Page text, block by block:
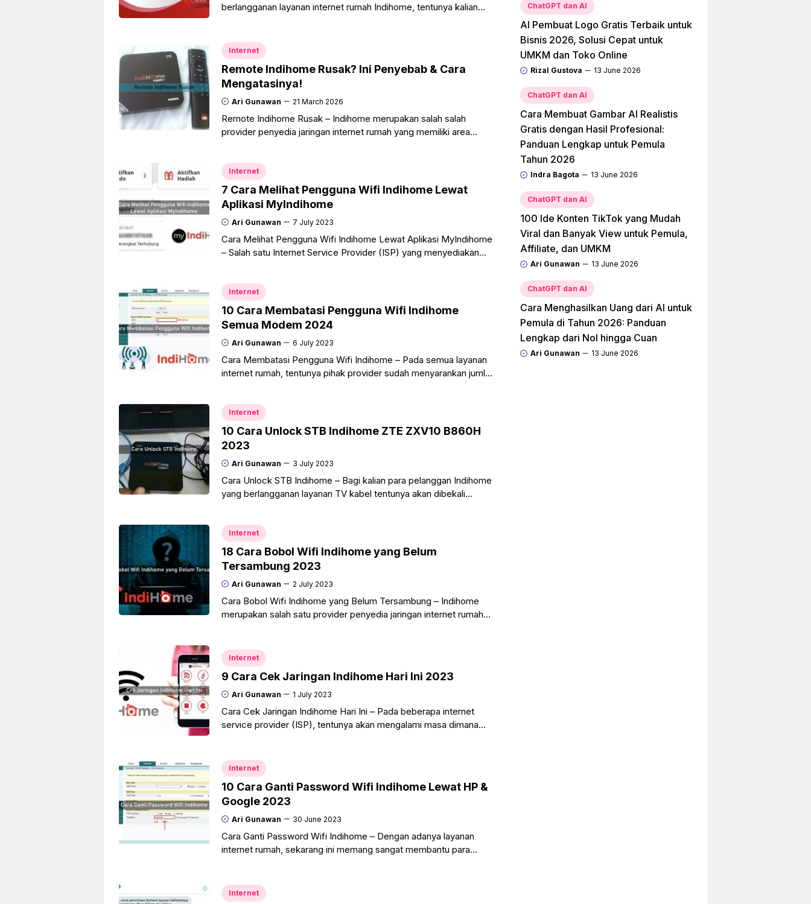
berlangganan layanan internet rumah Indihome, tentunya kalian
Internet
Remote Indihome Rusak? Ini Penyebab & Cara
Mengatasinya!
Ari Gunawan 21 March 2026
Remote Indihome Rusak – Indihome merupakan salah salah
provider penyedia jaringan internet rumah yang memiliki area
Internet
7 Cara Melihat Pengguna Wifi Indihome Lewat
Aplikasi MyIndihome
Ari Gunawan 7 July 2023
Cara Melihat Pengguna Wifi Indihome Lewat Aplikasi MyIndihome
– Salah satu Internet Service Provider (ISP) yang menyediakan
Internet
10 Cara Membatasi Pengguna Wifi Indihome
Semua Modem 2024
Ari Gunawan 6 July 2023
Cara Membatasi Pengguna Wifi Indihome – Pada semua layanan
internet rumah, tentunya pihak provider sudah menyarankan jumlah
Internet
10 Cara Unlock STB Indihome ZTE ZXV10 B860H
2023
Ari Gunawan 3 July 2023
Cara Unlock STB Indihome – Bagi kalian para pelanggan Indihome
yang berlangganan layanan TV kabel tentunya akan dibekali
Internet
18 Cara Bobol Wifi Indihome yang Belum
Tersambung 2023
Ari Gunawan 2 July 2023
Cara Bobol Wifi Indihome yang Belum Tersambung – Indihome
merupakan salah satu provider penyedia jaringan internet rumah
Internet
9 Cara Cek Jaringan Indihome Hari Ini 2023
Ari Gunawan 1 July 2023
Cara Cek Jaringan Indihome Hari Ini – Pada beberapa internet
service provider (ISP), tentunya akan mengalami masa dimana
Internet
10 Cara Ganti Password Wifi Indihome Lewat HP &
Google 2023
Ari Gunawan 30 June 2023
Cara Ganti Password Wifi Indihome – Dengan adanya layanan
internet rumah, sekarang ini memang sangat membantu para
Internet
ChatGPT dan AI
AI Pembuat Logo Gratis Terbaik untuk
Bisnis 2026, Solusi Cepat untuk
UMKM dan Toko Online
Rizal Gustova 13 June 2026
ChatGPT dan AI
Cara Membuat Gambar AI Realistis
Gratis dengan Hasil Profesional:
Panduan Lengkap untuk Pemula
Tahun 2026
Indra Bagota 13 June 2026
ChatGPT dan AI
100 Ide Konten TikTok yang Mudah
Viral dan Banyak View untuk Pemula,
Affiliate, dan UMKM
Ari Gunawan 13 June 2026
ChatGPT dan AI
Cara Menghasilkan Uang dari AI untuk
Pemula di Tahun 2026: Panduan
Lengkap dari Nol hingga Cuan
Ari Gunawan 13 June 2026